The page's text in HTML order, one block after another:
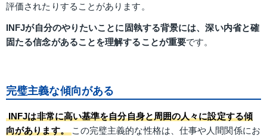
評価されたりすることがあります。
INFJが自分のやりたいことに固執する背景には、深い内省と確
固たる信念があることを理解することが重要です。
完璧主義な傾向がある
INFJは非常に高い基準を自分自身と周囲の人々に設定する傾
向があります。 この完璧主義的な性格は、仕事や人間関係にお